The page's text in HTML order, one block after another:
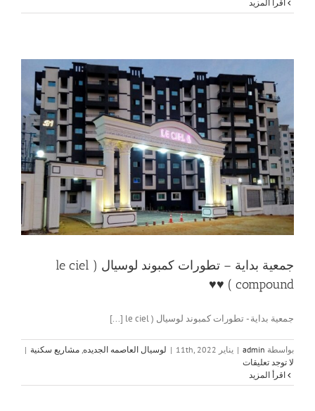
جمعية بداية – تطورات كمبوند لوسيال ( le ciel
compound ) ♥️♥️
جمعية بداية - تطورات كمبوند لوسيال ( le ciel [...]
بواسطة admin
| يناير 11th, 2022 | لوسيال العاصمه الجديده, مشاريع سكنية |
لا توجد تعليقات